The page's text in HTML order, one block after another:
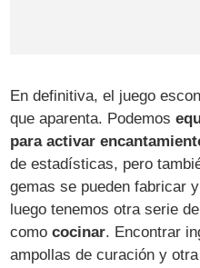
En definitiva, el juego
que aparenta. Podemos
para activar
de estadísticas, pero
gemas se pueden fabricar
luego tenemos otra serie
comococinar. Encontrar
ampollas de curación y